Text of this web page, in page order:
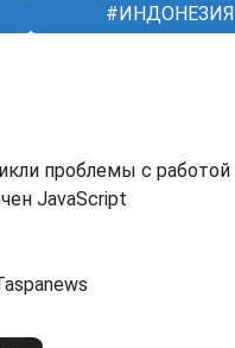
ИНДОНЕЗИЯ
проблемы с работой
JavaScript